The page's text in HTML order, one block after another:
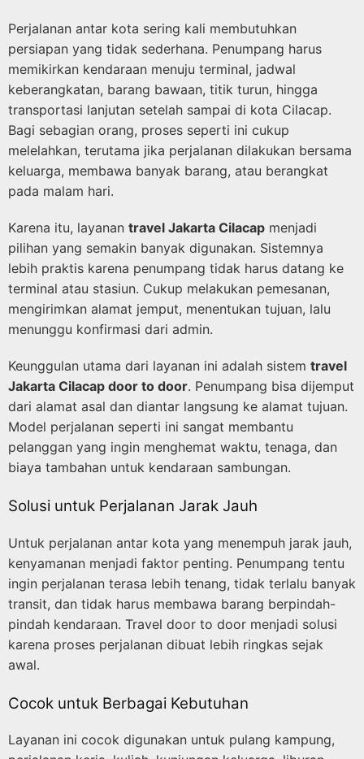
Perjalanan antar kota sering kali membutuhkan
persiapan yang tidak sederhana. Penumpang harus
memikirkan kendaraan menuju terminal, jadwal
keberangkatan, barang bawaan, titik turun, hingga
transportasi lanjutan setelah sampai di kota Cilacap.
Bagi sebagian orang, proses seperti ini cukup
melelahkan, terutama jika perjalanan dilakukan bersama
keluarga, membawa banyak barang, atau berangkat
pada malam hari.
Karena itu, layanan travel Jakarta Cilacap menjadi
pilihan yang semakin banyak digunakan. Sistemnya
lebih praktis karena penumpang tidak harus datang ke
terminal atau stasiun. Cukup melakukan pemesanan,
mengirimkan alamat jemput, menentukan tujuan, lalu
menunggu konfirmasi dari admin.
Keunggulan utama dari layanan ini adalah sistem travel
Jakarta Cilacap door to door. Penumpang bisa dijemput
dari alamat asal dan diantar langsung ke alamat tujuan.
Model perjalanan seperti ini sangat membantu
pelanggan yang ingin menghemat waktu, tenaga, dan
biaya tambahan untuk kendaraan sambungan.
Solusi untuk Perjalanan Jarak Jauh
Untuk perjalanan antar kota yang menempuh jarak jauh,
kenyamanan menjadi faktor penting. Penumpang tentu
ingin perjalanan terasa lebih tenang, tidak terlalu banyak
transit, dan tidak harus membawa barang berpindah-
pindah kendaraan. Travel door to door menjadi solusi
karena proses perjalanan dibuat lebih ringkas sejak
awal.
Cocok untuk Berbagai Kebutuhan
Layanan ini cocok digunakan untuk pulang kampung,